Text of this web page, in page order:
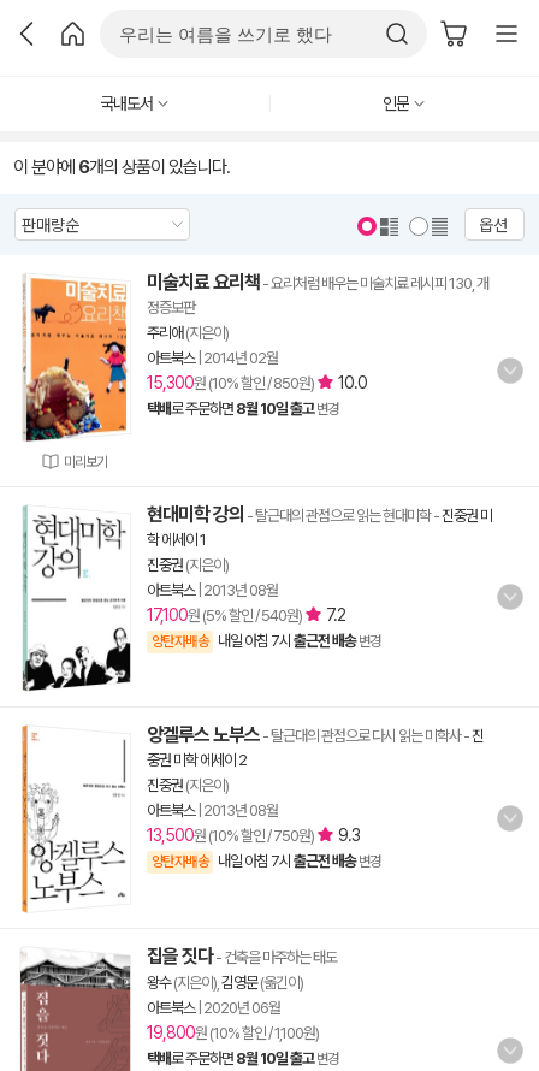
국내도서 인문
이 분야에 6개의 상품이 있습니다.
옵션
미리보기
미술치료 요리책 - 요리처럼 배우는 미술치료 레시피 130, 개
정증보판
주리애 (지은이)
아트북스| 2014년 02월
15,300원 (10% 할인 / 850원) 10.0
택배로 주문하면 8월 10일 출고 변경
현대미학 강의 - 탈근대의 관점으로 읽는 현대미학- 진중권 미
학 에세이 1
진중권 (지은이)
아트북스| 2013년 08월
17,100원 (5% 할인 / 540원) 7.2
양탄자배송 내일 아침 7시 출근전 배송 변경
앙겔루스 노부스 - 탈근대의 관점으로 다시 읽는 미학사- 진
중권 미학 에세이 2
진중권 (지은이)
아트북스| 2013년 08월
13,500원 (10% 할인 / 750원) 9.3
양탄자배송 내일 아침 7시 출근전 배송 변경
집을 짓다- 건축을 마주하는 태도
왕수(지은이), 김영문(옮긴이)
아트북스| 2020년 06월
19,800원 (10% 할인 / 1,100원)
택배로 주문하면 8월 10일 출고 변경